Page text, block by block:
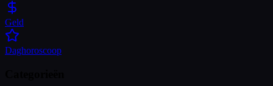
Geld
Daghoroscoop